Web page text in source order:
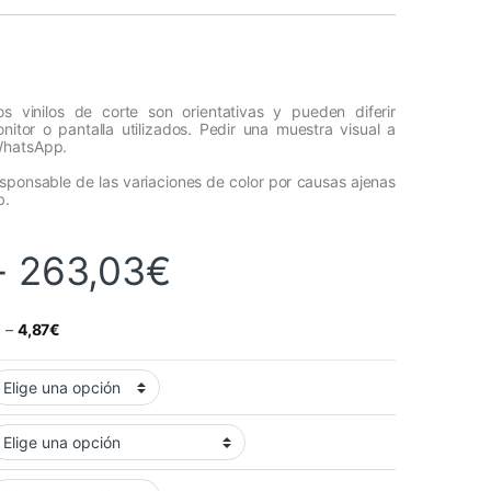
vinilos de corte son orientativas y pueden diferir
o pantalla utilizados. Pedir una muestra visual a
de las variaciones de color por causas ajenas
263,03€
– 4,87€